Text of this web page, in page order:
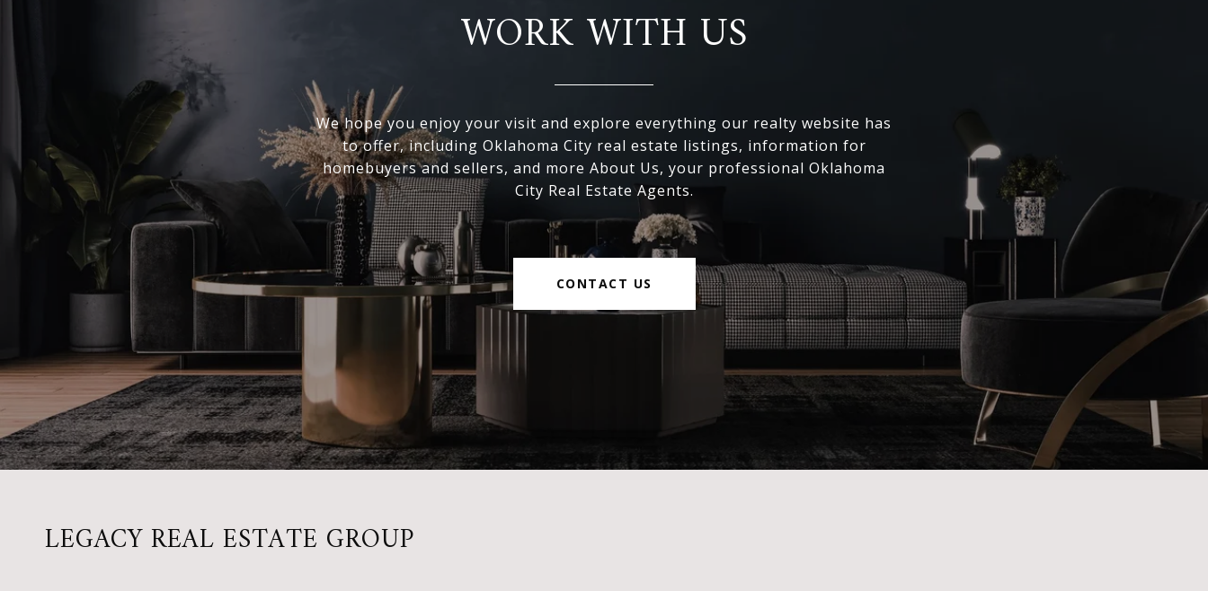
WORK WITH US
We hope you enjoy your visit and explore everything our realty website has
to offer, including Oklahoma City real estate listings, information for
homebuyers and sellers, and more About Us, your professional Oklahoma
City Real Estate Agents.
CONTACT US
LEGACY REAL ESTATE GROUP